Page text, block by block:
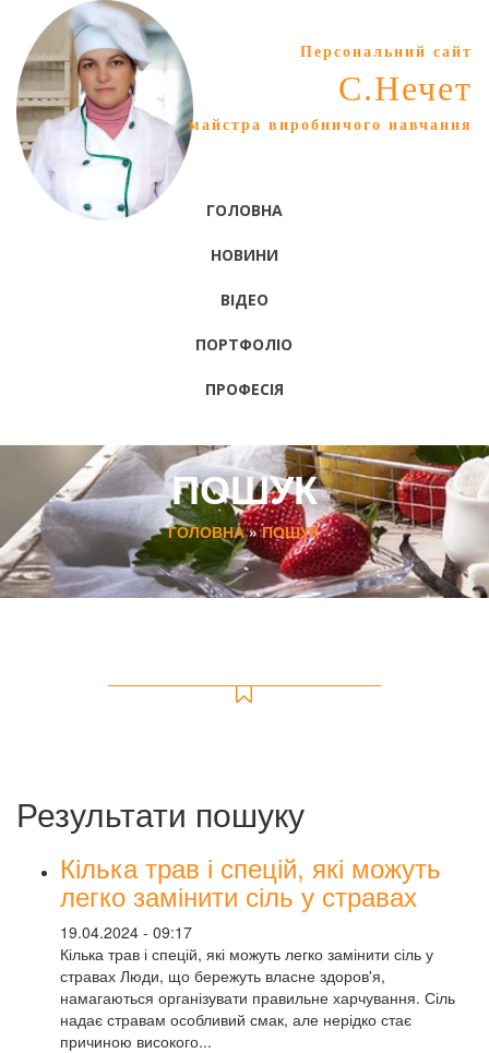
Персональний сайт
С.Нечет
майстра виробничого навчання
ГОЛОВНА
НОВИНИ
ВІДЕО
ПОРТФОЛІО
ПРОФЕСІЯ
ПОШУК
ГОЛОВНА»ПОШУК
Результати пошуку
Кілька трав і спецій, які можуть
легко замінити сіль у стравах
19.04.2024 - 09:17
Кілька трав і спецій, які можуть легко замінити сіль у
стравах Люди, що бережуть власне здоров'я,
намагаються організувати правильне харчування. Сіль
надає стравам особливий смак, але нерідко стає
причиною високого...